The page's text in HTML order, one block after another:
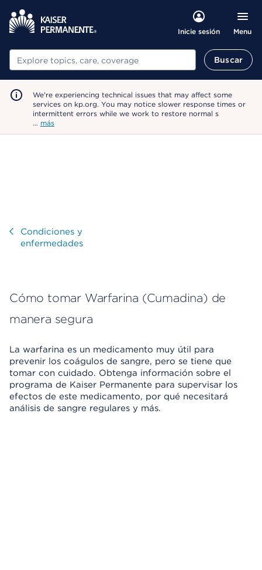
Inicie sesión Menu
Buscar Buscar
We're experiencing technical issues that may affect some
services on kp.org. You may notice slower response times or
intermittent errors while we work to restore normal s
… más
Visitar
Condiciones y
enfermedades
Cómo tomar Warfarina (Cumadina) de
manera segura
La warfarina es un medicamento muy útil para
prevenir los coágulos de sangre, pero se tiene que
tomar con cuidado. Obtenga información sobre el
programa de Kaiser Permanente para supervisar los
efectos de este medicamento, por qué necesitará
análisis de sangre regulares y más.